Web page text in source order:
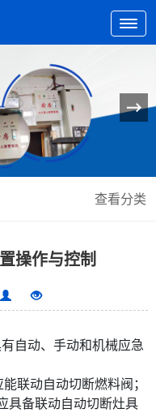
查看分类
操作与控制
自动、手动和机械应急
联动自动切断燃料阀；
具备联动自动切断灶具